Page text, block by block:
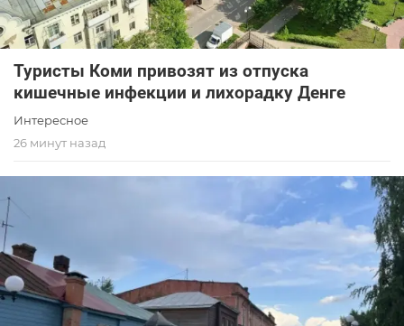
Туристы Коми привозят из отпуска
кишечные инфекции и лихорадку Денге
Интересное
26 минут назад